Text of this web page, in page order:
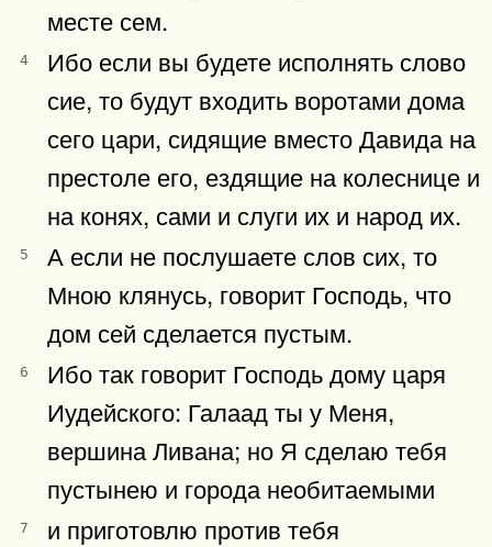
месте сем.
4
Ибо если вы будете исполнять слово
сие, то будут входить воротами дома
сего цари, сидящие вместо Давида на
престоле его, ездящие на колеснице и
на конях, сами и слуги их и народ их.
5
А если не послушаете слов сих, то
Мною клянусь, говорит Господь, что
дом сей сделается пустым.
6
Ибо так говорит Господь дому царя
Иудейского: Галаад ты у Меня,
вершина Ливана; но Я сделаю тебя
пустынею и города необитаемыми
7
и приготовлю против тебя